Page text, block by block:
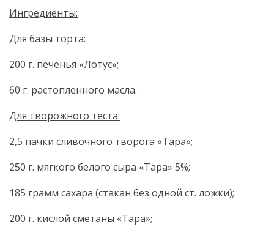
Ингредиенты:
Для базы торта:
200 г. печенья «Лотус»;
60 г. растопленного масла.
Для творожного теста:
2,5 пачки сливочного творога «Тара»;
250 г. мягкого белого сыра «Тара» 5%;
185 грамм сахара (стакан без одной ст. ложки);
200 г. кислой сметаны «Тара»;